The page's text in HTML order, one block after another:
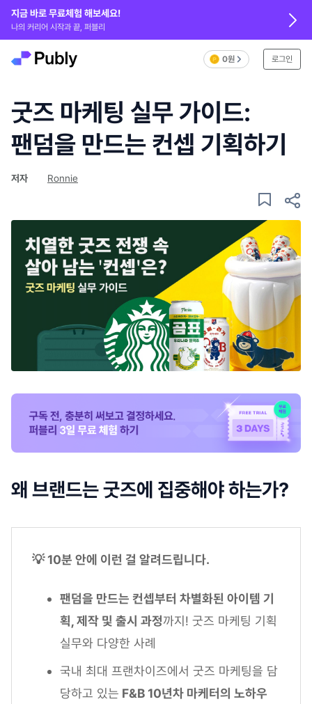
지금 바로 무료체험 해보세요!
나의 커리어 시작과 끝, 퍼블리
0원 로그인
굿즈 마케팅 실무 가이드:
팬덤을 만드는 컨셉 기획하기
저자 Ronnie
왜 브랜드는 굿즈에 집중해야 하는가?
💡 10분 안에 이런 걸 알려드립니다.
팬덤을 만드는 컨셉부터 차별화된 아이템 기
획, 제작 및 출시 과정까지! 굿즈 마케팅 기획
실무와 다양한 사례
국내 최대 프랜차이즈에서 굿즈 마케팅을 담
당하고 있는 F&B 10년차 마케터의 노하우